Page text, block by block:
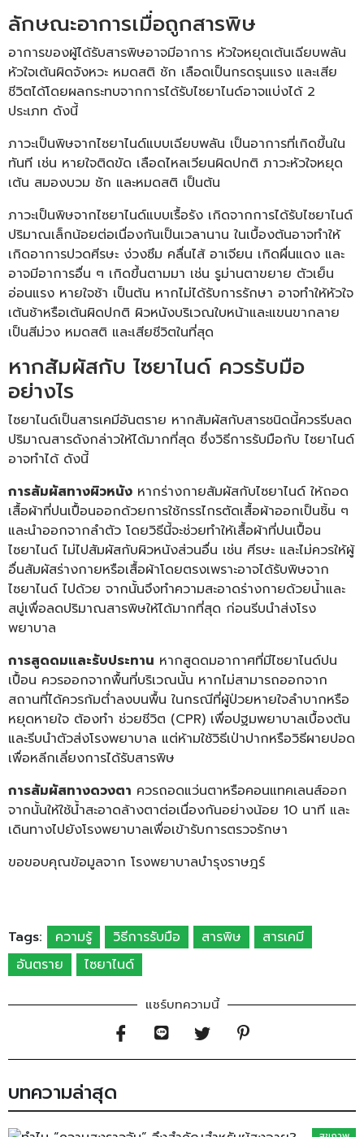
ลักษณะอาการเมื่อถูกสารพิษ
อาการของผู้ได้รับสารพิษอาจมีอาการ หัวใจหยุดเต้นเฉียบพลัน
หัวใจเต้นผิดจังหวะ หมดสติ ชัก เลือดเป็นกรดรุนแรง และเสีย
ชีวิตได้โดยผลกระทบจากการได้รับไซยาไนด์อาจแบ่งได้ 2
ประเภท ดังนี้
ภาวะเป็นพิษจากไซยาไนด์แบบเฉียบพลัน เป็นอาการที่เกิดขึ้นใน
ทันที เช่น หายใจติดขัด เลือดไหลเวียนผิดปกติ ภาวะหัวใจหยุด
เต้น สมองบวม ชัก และหมดสติ เป็นต้น
ภาวะเป็นพิษจากไซยาไนด์แบบเรื้อรัง เกิดจากการได้รับไซยาไนด์
ปริมาณเล็กน้อยต่อเนื่องกันเป็นเวลานาน ในเบื้องต้นอาจทำให้
เกิดอาการปวดศีรษะ ง่วงซึม คลื่นไส้ อาเจียน เกิดผื่นแดง และ
อาจมีอาการอื่น ๆ เกิดขึ้นตามมา เช่น รูม่านตาขยาย ตัวเย็น
อ่อนแรง หายใจช้า เป็นต้น หากไม่ได้รับการรักษา อาจทำให้หัวใจ
เต้นช้าหรือเต้นผิดปกติ ผิวหนังบริเวณใบหน้าและแขนขากลาย
เป็นสีม่วง หมดสติ และเสียชีวิตในที่สุด
หากสัมผัสกับ ไซยาไนด์ ควรรับมือ
อย่างไร
ไซยาไนด์เป็นสารเคมีอันตราย หากสัมผัสกับสารชนิดนี้ควรรีบลด
ปริมาณสารดังกล่าวให้ได้มากที่สุด ซึ่งวิธีการรับมือกับ ไซยาไนด์
อาจทำได้ ดังนี้
การสัมผัสทางผิวหนัง หากร่างกายสัมผัสกับไซยาไนด์ ให้ถอด
เสื้อผ้าที่ปนเปื้อนออกด้วยการใช้กรรไกรตัดเสื้อผ้าออกเป็นชิ้น ๆ
และนำออกจากลำตัว โดยวิธีนี้จะช่วยทำให้เสื้อผ้าที่ปนเปื้อน
ไซยาไนด์ ไม่ไปสัมผัสกับผิวหนังส่วนอื่น เช่น ศีรษะ และไม่ควรให้ผู้
อื่นสัมผัสร่างกายหรือเสื้อผ้าโดยตรงเพราะอาจได้รับพิษจาก
ไซยาไนด์ ไปด้วย จากนั้นจึงทำความสะอาดร่างกายด้วยน้ำและ
สบู่เพื่อลดปริมาณสารพิษให้ได้มากที่สุด ก่อนรีบนำส่งโรง
พยาบาล
การสูดดมและรับประทาน หากสูดดมอากาศที่มีไซยาไนด์ปน
เปื้อน ควรออกจากพื้นที่บริเวณนั้น หากไม่สามารถออกจาก
สถานที่ได้ควรก้มต่ำลงบนพื้น ในกรณีที่ผู้ป่วยหายใจลำบากหรือ
หยุดหายใจ ต้องทำ ช่วยชีวิต (CPR) เพื่อปฐมพยาบาลเบื้องต้น
และรีบนำตัวส่งโรงพยาบาล แต่ห้ามใช้วิธีเป่าปากหรือวิธีผายปอด
เพื่อหลีกเลี่ยงการได้รับสารพิษ
การสัมผัสทางดวงตา ควรถอดแว่นตาหรือคอนแทคเลนส์ออก
จากนั้นให้ใช้น้ำสะอาดล้างตาต่อเนื่องกันอย่างน้อย 10 นาที และ
เดินทางไปยังโรงพยาบาลเพื่อเข้ารับการตรวจรักษา
ขอขอบคุณข้อมูลจาก โรงพยาบาลบำรุงราษฎร์
Tags: ความรู้ วิธีการรับมือ สารพิษ
สารเคมี
อันตราย
ไซยาไนด์
แชร์บทความนี้
บทความล่าสุด